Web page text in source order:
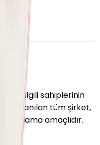
ilgili sahiplerinin
kullanılan tüm şirket,
amaçlıdır.